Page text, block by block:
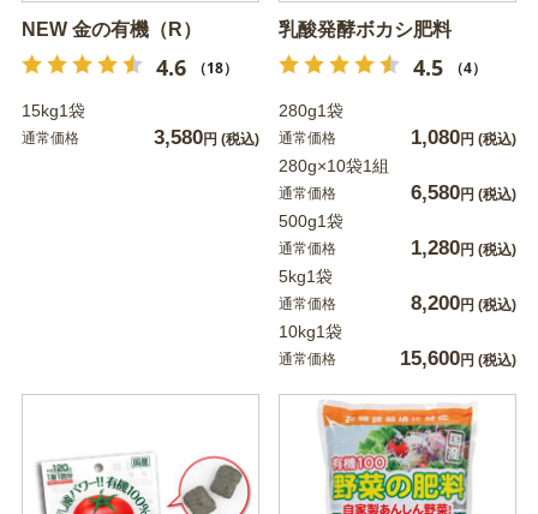
NEW 金の有機（R）
4.6 （18）
15kg1袋
通常価格 3,580円 (税込)
乳酸発酵ボカシ肥料
4.5 （4）
280g1袋
通常価格 1,080円 (税込)
280g×10袋1組
通常価格 6,580円 (税込)
500g1袋
通常価格 1,280円 (税込)
5kg1袋
通常価格 8,200円 (税込)
10kg1袋
通常価格 15,600円 (税込)